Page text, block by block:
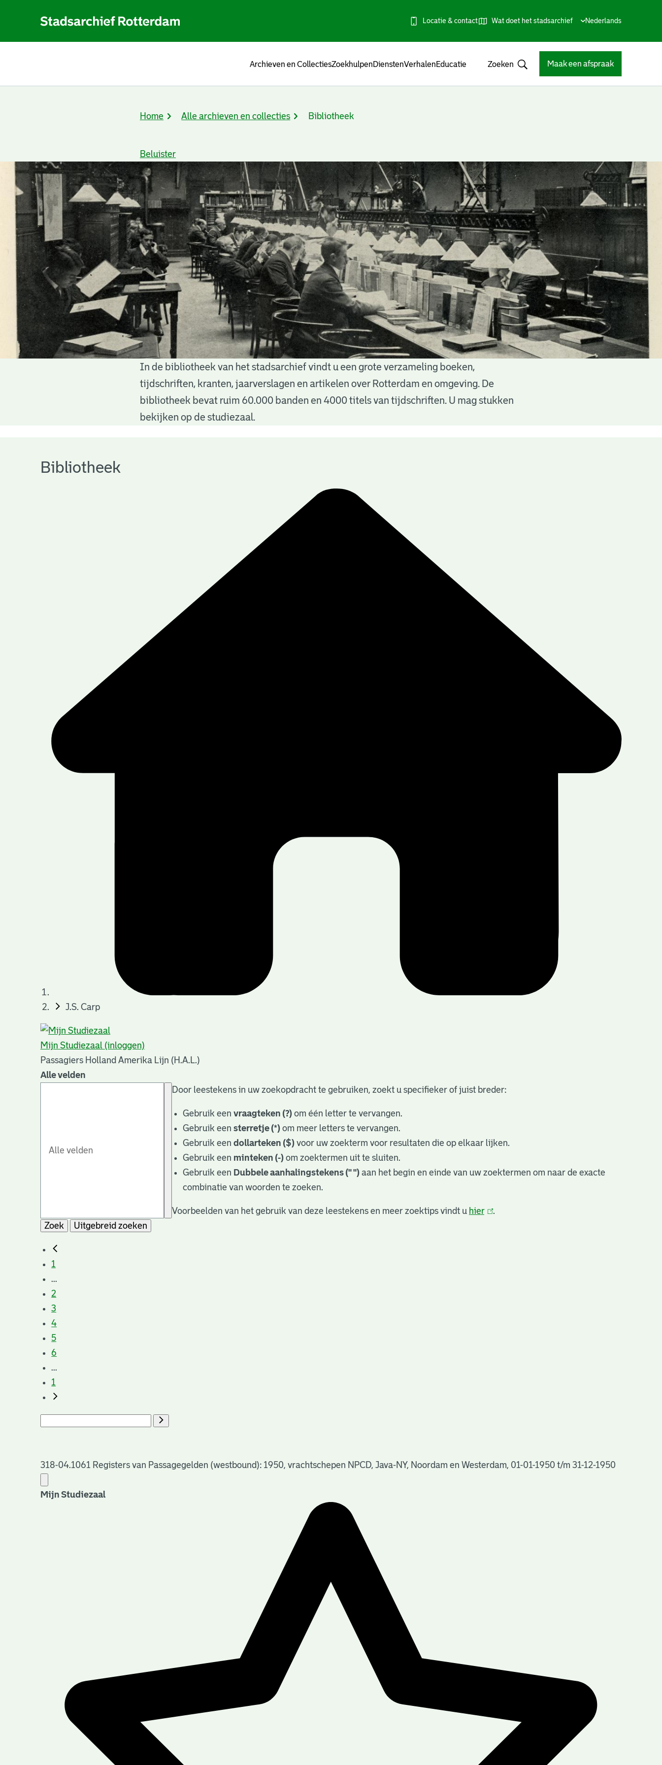
Locatie & contact Wat doet het stadsarchief
Huidige
Nederlands
Archieven en CollectiesZoekhulpenDienstenVerhalenEducatie Zoeken Maak een afspraak
Kruimelpad
Home Alle archieven en collecties Bibliotheek
Beluister
In de bibliotheek van het stadsarchief vindt u een grote verzameling boeken,
tijdschriften, kranten, jaarverslagen en artikelen over Rotterdam en omgeving. De
bibliotheek bevat ruim 60.000 banden en 4000 titels van tijdschriften. U mag stukken
bekijken op de studiezaal.
Bibliotheek
J.S. Carp
Mijn Studiezaal (inloggen)
Passagiers Holland Amerika Lijn (H.A.L.)
Alle velden
Door leestekens in uw zoekopdracht te gebruiken, zoekt u specifieker of juist breder:
Gebruik eenvraagteken (?) om één letter te vervangen.
Gebruik eensterretje (*) om meer letters te vervangen.
Gebruik eendollarteken ($) voor uw zoekterm voor resultaten die op elkaar lijken.
Gebruik een minteken (-) om zoektermen uit te sluiten.
Gebruik een Dubbele aanhalingstekens (" ") aan het begin en einde van uw zoektermen om naar de exacte
combinatie van woorden te zoeken.
Voorbeelden van het gebruik van deze leestekens en meer zoektips vindt u hier(link
.
Zoek
Uitgebreid zoeken
1
...
2
3
4
5
6
...
1
318-04.1061 Registers van Passagegelden (westbound): 1950, vrachtschepen NPCD, Java-NY, Noordam en Westerdam, 01-01-1950 t/m 31-12-1950
Mijn Studiezaal